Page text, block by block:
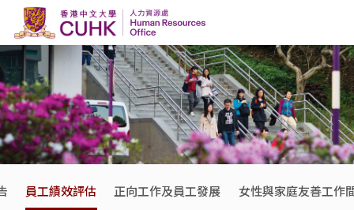
Skip to content
員工績效評估 正向工作及員工發展 女性與家庭友善工作